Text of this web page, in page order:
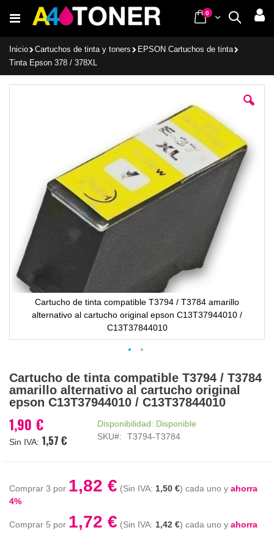
al
Buscar
Cart
0items
Inicio Cartuchos de tinta y toners
EPSON Cartuchos de tinta
Tinta Epson 378 / 378XL
Cartucho de tinta compatible T3794 / T3784 amarillo
alternativo al cartucho original epson C13T37944010 /
C13T37844010
al
comienzo
de
galería
de
Cartucho de tinta compatible T3794 / T3784
amarillo alternativo al cartucho original
epson C13T37944010 / C13T37844010
1,90 €
1,57 €
Disponibilidad: Disponible
SKU
T3794-T3784
Comprar 3 por 1,82 € 1,50 € cada uno y ahorra
4%
Comprar 5 por 1,72 € 1,42 € cada uno y ahorra